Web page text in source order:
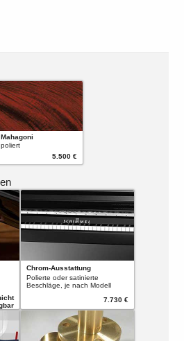
Mahagoni
poliert
5.500 €
Chrom-Ausstattung
Polierte oder satinierte
Beschläge, je nach Modell
7.730 €